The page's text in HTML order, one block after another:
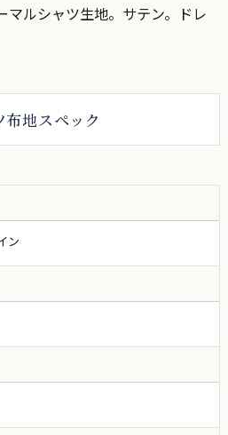
マルシャツ生地。サテン。ドレ
布地スペック
ン